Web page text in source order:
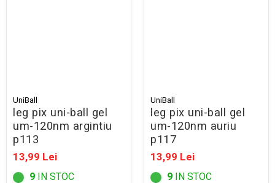
UniBall
leg pix uni-ball gel
um-120nm argintiu
p113
13,99 Lei
9 IN STOC
UniBall
leg pix uni-ball gel
um-120nm auriu
p117
13,99 Lei
9 IN STOC